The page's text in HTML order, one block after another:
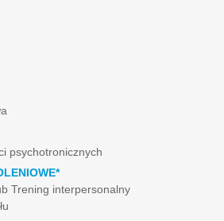
psychotronicznych
Trening interpersonalny